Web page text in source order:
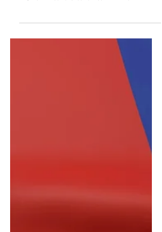
илүү нарийн үнэлэх шинэ зохицуулалтаа энэ 7
хоногоос эхлэн хэрэгжүүлж эхэллээ. Шинэ журам
нь OpenAI, Google, Anthropic зэрэг компаниудын
AI загваруудыг зах зээлд гаргахаас өмнө нэмэлт
шаардлага хангах, эрсдэлийн үнэлгээ хийх,
шаардлагатай тохиолдолд хамгаалалтын арга
хэмжээг баталгаажуулах боломжийг Европы